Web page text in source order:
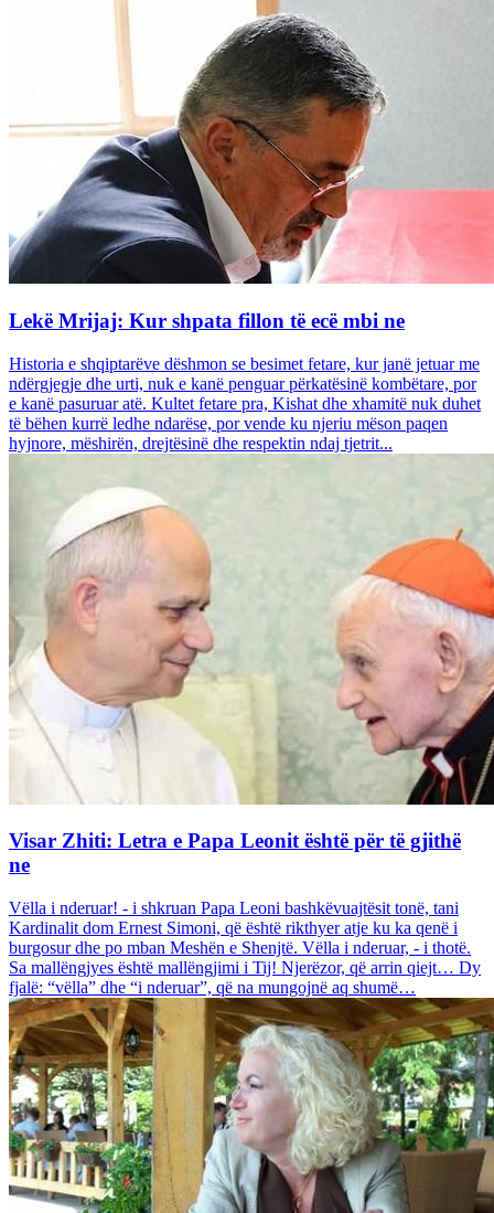
Lekë Mrijaj: Kur shpata fillon të ecë mbi ne
Historia e shqiptarëve dëshmon se besimet fetare, kur janë jetuar me
ndërgjegje dhe urti, nuk e kanë penguar përkatësinë kombëtare, por
e kanë pasuruar atë. Kultet fetare pra, Kishat dhe xhamitë nuk duhet
të bëhen kurrë ledhe ndarëse, por vende ku njeriu mëson paqen
hyjnore, mëshirën, drejtësinë dhe respektin ndaj tjetrit...
Visar Zhiti: Letra e Papa Leonit është për të gjithë
ne
Vëlla i nderuar! - i shkruan Papa Leoni bashkëvuajtësit tonë, tani
Kardinalit dom Ernest Simoni, që është rikthyer atje ku ka qenë i
burgosur dhe po mban Meshën e Shenjtë. Vëlla i nderuar, - i thotë.
Sa mallëngjyes është mallëngjimi i Tij! Njerëzor, që arrin qiejt… Dy
fjalë: “vëlla” dhe “i nderuar”, që na mungojnë aq shumë…